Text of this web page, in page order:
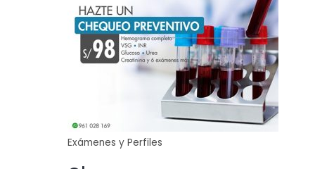
Exámenes y Perfiles